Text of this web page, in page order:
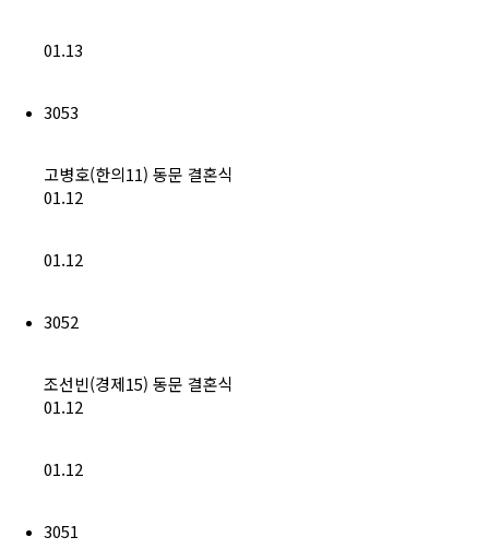
01.13
3053
고병호(한의11) 동문 결혼식
01.12
01.12
3052
조선빈(경제15) 동문 결혼식
01.12
01.12
3051